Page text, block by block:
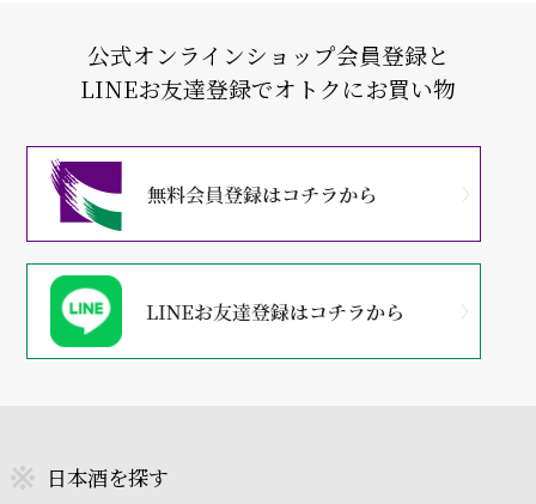
公式オンラインショップ会員登録と
LINEお友達登録でオトクにお買い物
日本酒を探す